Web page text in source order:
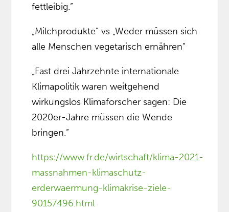
fettleibig.”
„Milchprodukte” vs „Weder müssen sich
alle Menschen vegetarisch ernähren”
„Fast drei Jahrzehnte internationale
Klimapolitik waren weitgehend
wirkungslos Klimaforscher sagen: Die
2020er-Jahre müssen die Wende
bringen.”
https://www.fr.de/wirtschaft/klima-2021-
massnahmen-klimaschutz-
erderwaermung-klimakrise-ziele-
90157496.html